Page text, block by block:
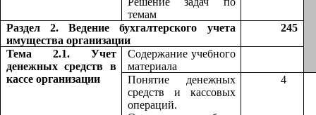
темам
Раздел 2. Ведение бухгалтерского учета
имущества организации
245
Тема 2.1. Учет
денежных средств в
кассе организации
Содержание учебного
материала
Понятие денежных
средств и кассовых
операций.
4